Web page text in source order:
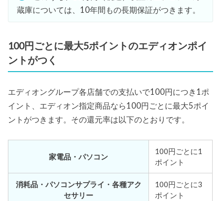
蔵庫については、10年間もの長期保証がつきます。
100円ごとに最大5ポイントのエディオンポイ
ントがつく
エディオングループ各店舗での支払いで100円につき1ポ
イント、エディオン指定商品なら100円ごとに最大5ポイ
ントがつきます。その還元率は以下のとおりです。
家電品・パソコン
100円ごとに1
ポイント
消耗品・パソコンサプライ・各種アク
セサリー
100円ごとに3
ポイント